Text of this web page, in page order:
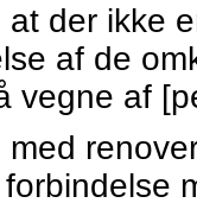
der ikke
af de
vegne af